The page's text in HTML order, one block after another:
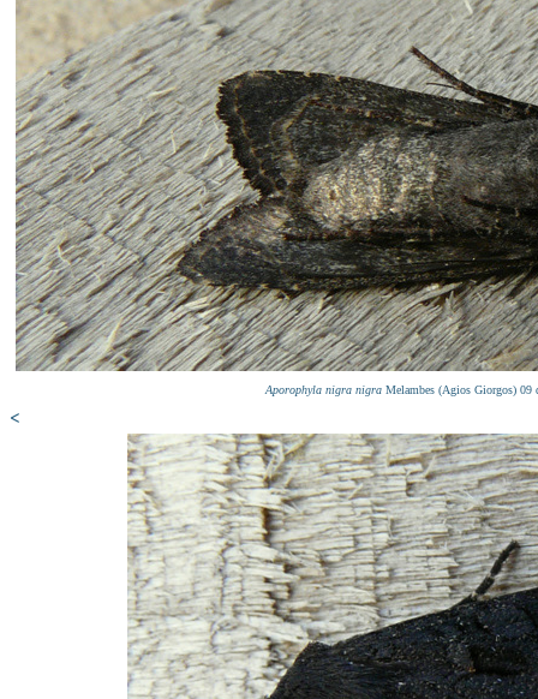
Aporophyla nigra nigra Melambes (Agios Giorgos) 09
<